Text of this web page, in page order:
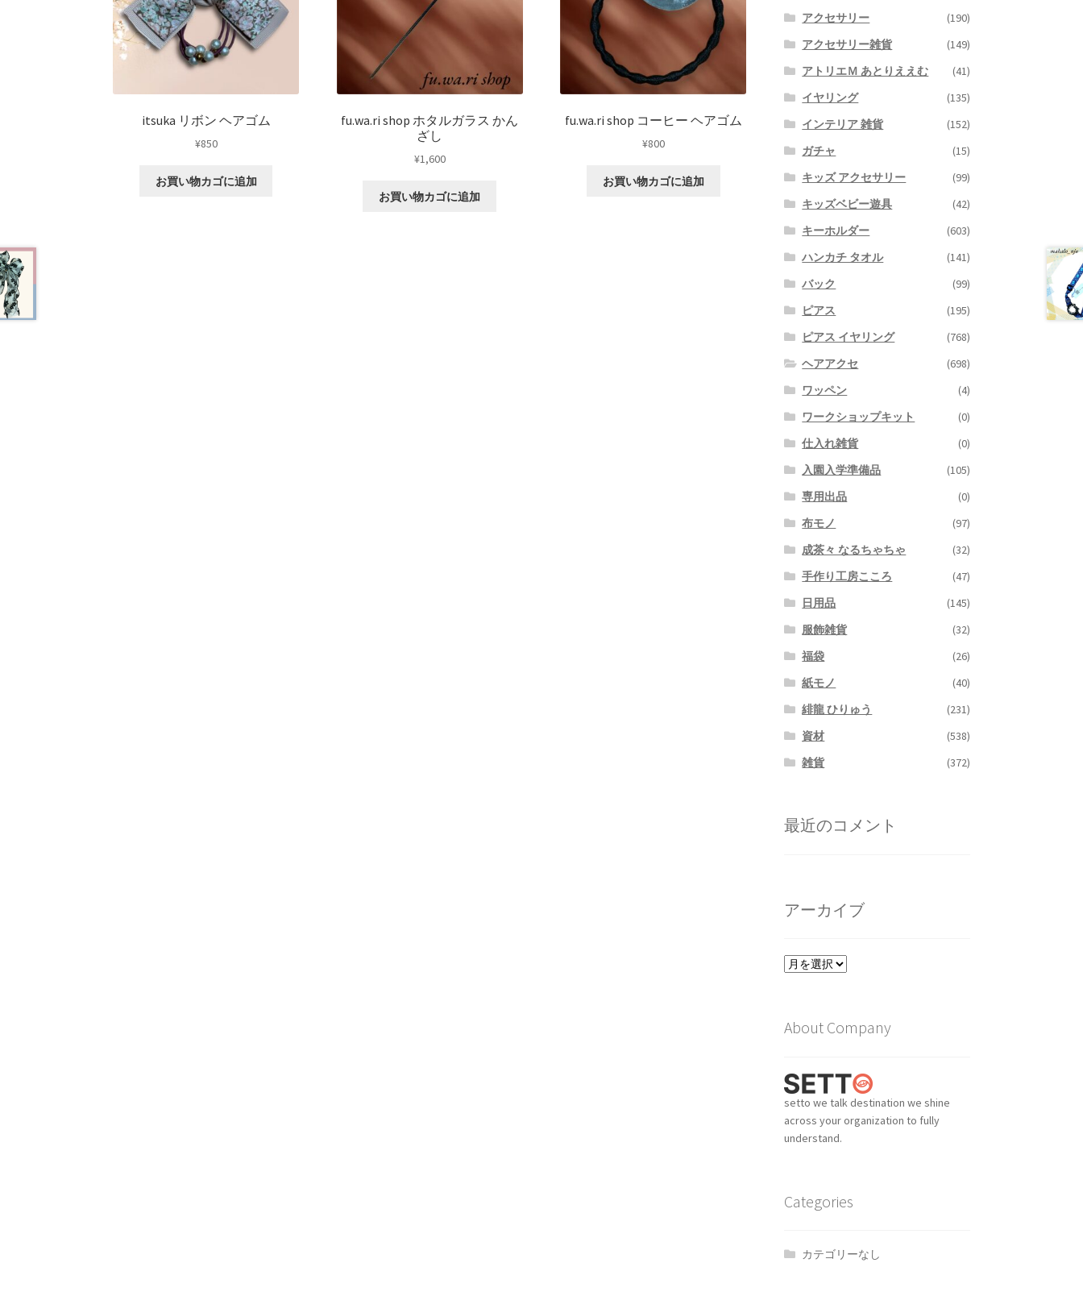
itsuka リボン ヘアゴム
¥850
お買い物カゴに追加
fu.wa.ri shop ホタルガラス かん
ざし
¥1,600
お買い物カゴに追加
fu.wa.ri shop コーヒー ヘアゴム
¥800
お買い物カゴに追加
アクセサリー
(190)
アクセサリー雑貨
(149)
アトリエＭ あとりええむ
(41)
イヤリング
(135)
インテリア 雑貨
(152)
ガチャ
(15)
キッズ アクセサリー
(99)
キッズベビー遊具
(42)
キーホルダー
(603)
ハンカチ タオル
(141)
バック
(99)
ピアス
(195)
ピアス イヤリング
(768)
ヘアアクセ
(698)
ワッペン
(4)
ワークショップキット
(0)
仕入れ雑貨
(0)
入園入学準備品
(105)
専用出品
(0)
布モノ
(97)
成茶々 なるちゃちゃ
(32)
手作り工房こころ
(47)
日用品
(145)
服飾雑貨
(32)
福袋
(26)
紙モノ
(40)
緋龍 ひりゅう
(231)
資材
(538)
雑貨
(372)
最近のコメント
アーカイブ
ア
ブ
About Company
setto we talk destination we shine
across your organization to fully
understand.
Categories
カテゴリーなし